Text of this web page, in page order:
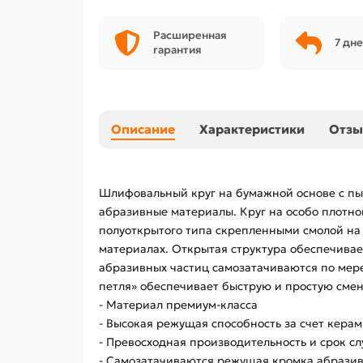
Расширенная
гарантия
7
Описание Характеристики
Шлифовальный круг на бумажной основе с
абразивные материалы. Круг на особо
полуоткрытого типа скрепленными смолой
материалах. Открытая структура
абразивных частиц самозатачиваются по
петля» обеспечивает быструю и простую
- Материал премиум-класса
- Высокая режущая способность за счет
- Превосходная производительность и срок